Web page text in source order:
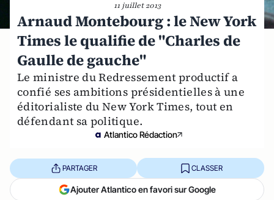
11 juillet 2013
Arnaud Montebourg : le New York
Times le qualifie de "Charles de
Gaulle de gauche"
Le ministre du Redressement productif a
confié ses ambitions présidentielles à une
éditorialiste du New York Times, tout en
défendant sa politique.
Atlantico Rédaction
PARTAGER CLASSER
Ajouter Atlantico en favori sur Google